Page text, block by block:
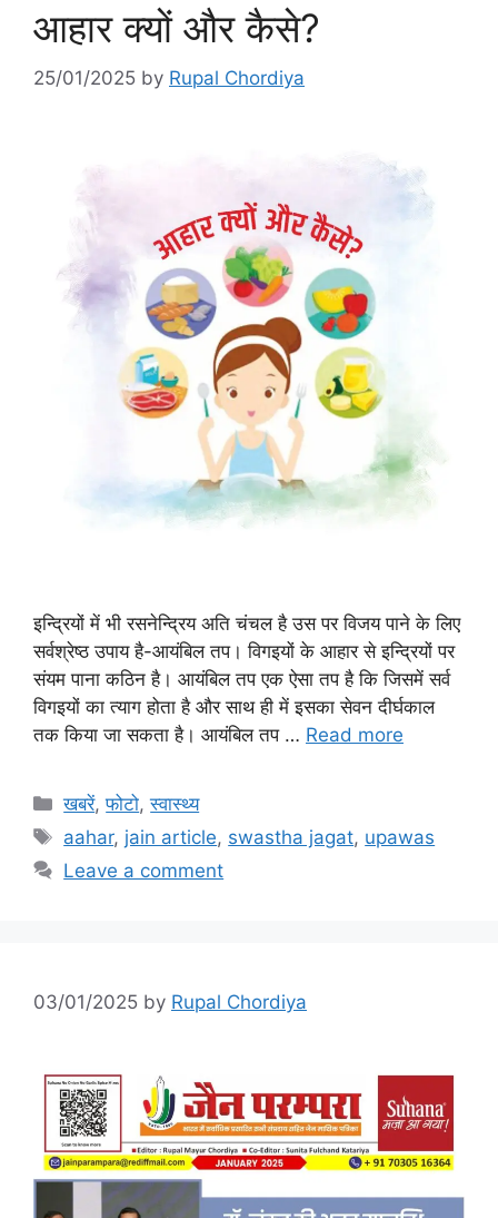
आहार क्यों और कैसे?
25/01/2025 by Rupal Chordiya
इन्द्रियों में भी रसनेन्द्रिय अति चंचल है उस पर विजय पाने के लिए
सर्वश्रेष्ठ उपाय है-आयंबिल तप। विगइयों के आहार से इन्द्रियों पर
संयम पाना कठिन है। आयंबिल तप एक ऐसा तप है कि जिसमें सर्व
विगइयों का त्याग होता है और साथ ही में इसका सेवन दीर्घकाल
तक किया जा सकता है। आयंबिल तप … Read more
Categories
खबरें,फोटो,स्वास्थ्य
Tags
aahar, jain article, swastha jagat, upawas
Leave a comment
03/01/2025 by Rupal Chordiya